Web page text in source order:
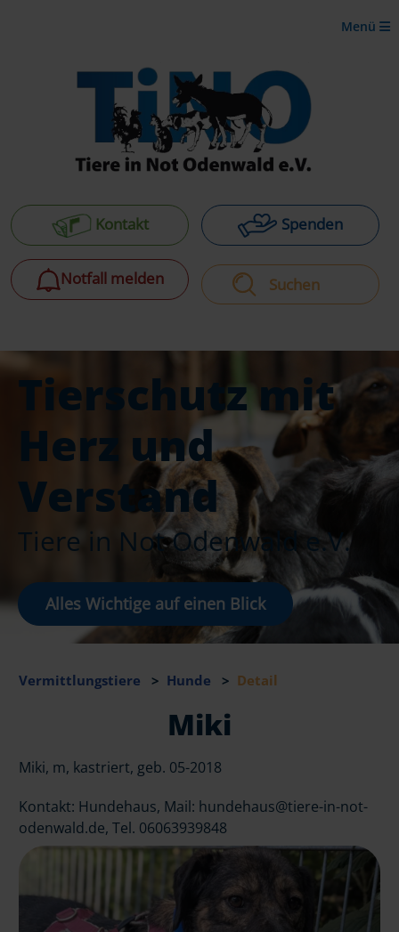
Menü
Kontakt Spenden
Notfall melden
Tierschutz mit
Herz und
Verstand
Tiere in Not Odenwald e.V.
Alles Wichtige auf einen Blick
Vermittlungstiere > Hunde > Detail
Miki
Miki, m, kastriert, geb. 05-2018
Kontakt: Hundehaus, Mail: hundehaus@tiere-in-not-
odenwald.de, Tel. 06063939848